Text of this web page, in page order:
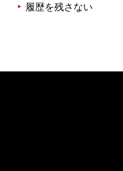
履歴を残さない